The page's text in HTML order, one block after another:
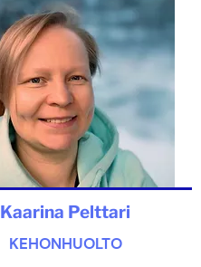
Kaarina Pelttari
KEHONHUOLTO